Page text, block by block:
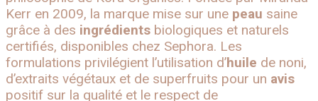
Kerr en 2009, la marque mise sur une peau saine
grâce à des ingrédients biologiques et naturels
certifiés, disponibles chez Sephora. Les
formulations privilégient l’utilisation d’huile de noni,
d’extraits végétaux et de superfruits pour un avis
positif sur la qualité et le respect de